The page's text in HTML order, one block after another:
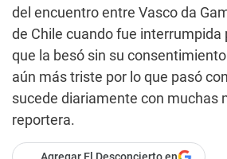
del encuentro entre Vasco da
de Chile cuando fue interrumpida
que la besó sin su
aún más triste por lo que pasó
sucede diariamente con muchas
reportera.